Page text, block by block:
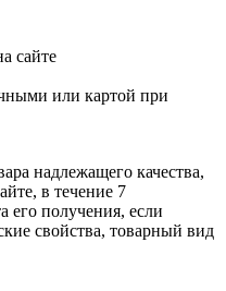
сайте
или картой при
надлежащего качества,
в течение 7
его получения, если
свойства, товарный вид